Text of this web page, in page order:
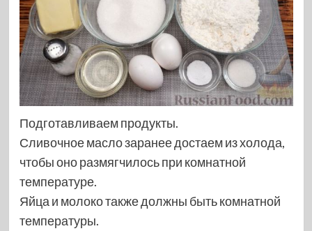
Подготавливаем продукты.
Сливочное масло заранее достаем из холода,
чтобы оно размягчилось при комнатной
температуре.
Яйца и молоко также должны быть комнатной
температуры.